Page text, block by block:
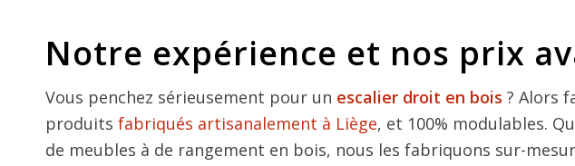
Notre expérience et nos prix
Vous penchez sérieusement pour un escalier droit en bois ? Alors
produits fabriqués artisanalement à Liège, et 100% modulables.
de meubles à de rangement en bois, nous les fabriquons sur-